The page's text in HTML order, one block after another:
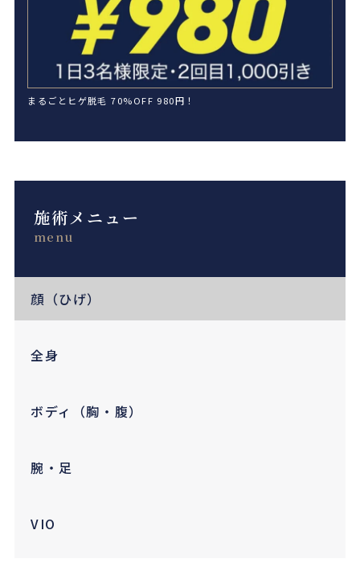
施術メニュー
menu
顔（ひげ）
全身
ボディ（胸・腹）
腕・足
VIO
まるごとヒゲ脱毛 70%OFF 980円！